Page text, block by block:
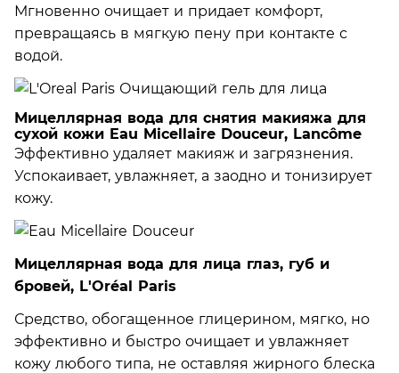
Мгновенно очищает и придает комфорт,
превращаясь в мягкую пену при контакте с
водой.
Мицеллярная вода для снятия макияжа для
сухой кожи Eau Micellaire Douceur, Lancôme
Эффективно удаляет макияж и загрязнения.
Успокаивает, увлажняет, а заодно и тонизирует
кожу.
Мицеллярная вода для лица глаз, губ и
бровей, L'Oréal Paris
Средство, обогащенное глицерином, мягко, но
эффективно и быстро очищает и увлажняет
кожу любого типа, не оставляя жирного блеска